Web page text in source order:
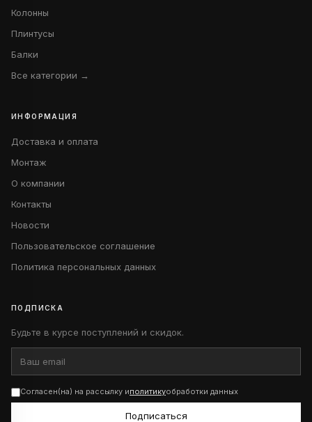
Колонны
Плинтусы
Балки
Все категории →
ИНФОРМАЦИЯ
Доставка и оплата
Монтаж
О компании
Контакты
Новости
Пользовательское соглашение
Политика персональных данных
ПОДПИСКА
Будьте в курсе поступлений и скидок.
Согласен(на) на рассылку иполитикуобработки данных
Подписаться